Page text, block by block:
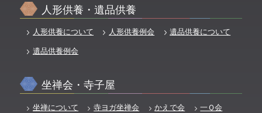
人形供養・遺品供養
人形供養について 人形供養例会
遺品供養について
遺品供養例会
坐禅会・寺子屋
坐禅について 寺ヨガ坐禅会 かえで会
一Ｑ会